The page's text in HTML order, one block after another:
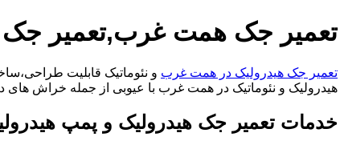
تعمیر جک همت غرب,تعمیر
تعمیر جک هیدرولیک در همت غرب و نئوماتیک قابلیت
هیدرولیک و نئوماتیک در همت غرب با عیوبی از جمله خراش های داخل
خدمات تعمیر جک هیدرولیک و پمپ